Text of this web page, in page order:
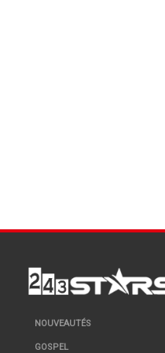
NOUVEAUTÉS
GOSPEL